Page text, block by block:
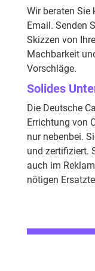
Wir beraten Sie
Email. Senden
Skizzen von
Machbarkeit
Vorschläge.
Solides
Die Deutsche
Errichtung von
nur nebenbei.
und zertifiziert.
auch im
nötigen